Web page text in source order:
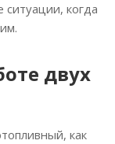
когда
двух
как